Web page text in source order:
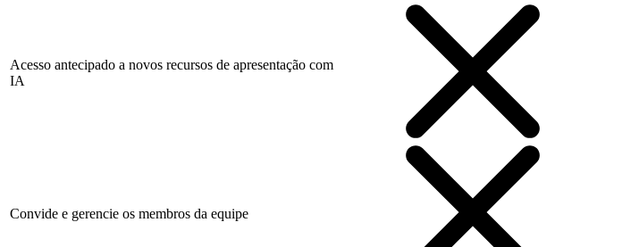
Acesso antecipado a novos recursos de apresentação com
IA
Convide e gerencie os membros da equipe